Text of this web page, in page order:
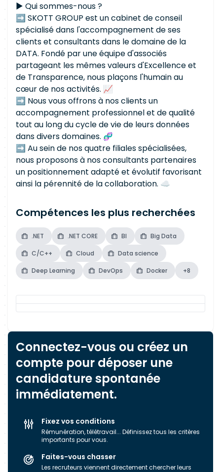
▶ Qui sommes-nous ?
➡ SKOTT GROUP est un cabinet de conseil
spécialisé dans l'accompagnement de ses
clients et consultants dans le domaine de la
DATA. Fondé par une équipe d'associés
partageant les mêmes valeurs d'Excellence et
de Transparence, nous plaçons l'humain au
cœur de nos activités. 📈
➡ Nous vous offrons à nos clients un
accompagnement professionnel et de qualité
tout au long du cycle de vie de leurs données
dans divers domaines. 🧬
➡️ Au sein de nos quatre filiales spécialisées,
nous proposons à nos consultants partenaires
un positionnement adapté et évolutif favorisant
ainsi la pérennité de la collaboration. ☁️
Compétences les plus recherchées
.NET .NET CORE BI Big Data
C/C++ Cloud Data science
Deep Learning DevOps Docker +8
Connectez-vous ou créez un
compte pour déposer une
candidature spontanée
immédiatement.
Fixez vos conditions
Rémunération, télétravail... Définissez tous les critères
importants pour vous.
Faites-vous chasser
Les recruteurs viennent directement chercher leurs